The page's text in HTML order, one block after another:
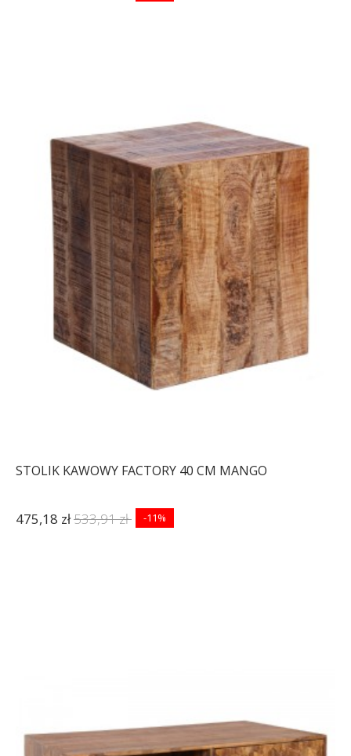
STOLIK KAWOWY FACTORY 40 CM MANGO
475,18 zł533,91 zł -11%